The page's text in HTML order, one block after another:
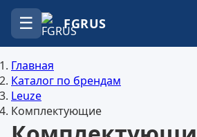
☰ FGRUS
Главная
Каталог по брендам
Leuze
Комплектующие